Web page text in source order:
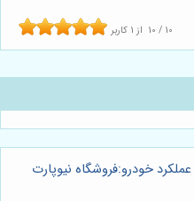
10 / 10 از 1 کاربر
خودرو:فروشگاه نیوپارت